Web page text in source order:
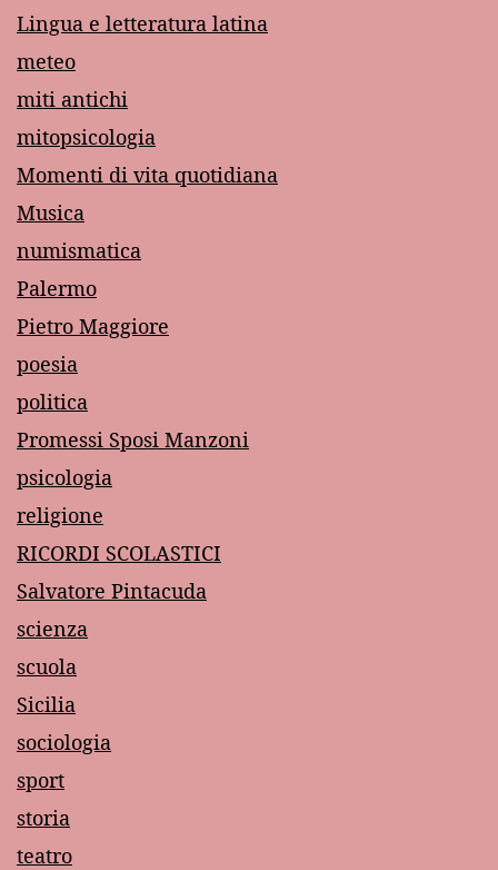
Lingua e letteratura latina
meteo
miti antichi
mitopsicologia
Momenti di vita quotidiana
Musica
numismatica
Palermo
Pietro Maggiore
poesia
politica
Promessi Sposi Manzoni
psicologia
religione
RICORDI SCOLASTICI
Salvatore Pintacuda
scienza
scuola
Sicilia
sociologia
sport
storia
teatro